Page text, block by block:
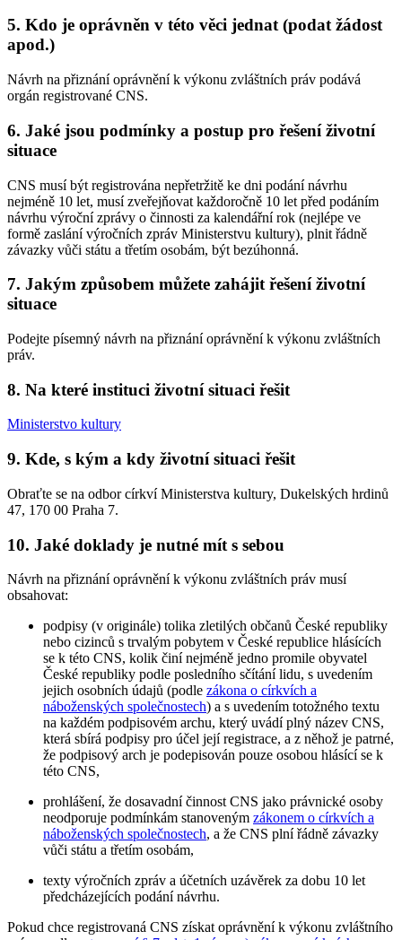
5. Kdo je oprávněn v této věci jednat (podat žádost
apod.)
Návrh na přiznání oprávnění k výkonu zvláštních práv podává
orgán registrované CNS.
6. Jaké jsou podmínky a postup pro řešení životní
situace
CNS musí být registrována nepřetržitě ke dni podání návrhu
nejméně 10 let, musí zveřejňovat každoročně 10 let před podáním
návrhu výroční zprávy o činnosti za kalendářní rok (nejlépe ve
formě zaslání výročních zpráv Ministerstvu kultury), plnit řádně
závazky vůči státu a třetím osobám, být bezúhonná.
7. Jakým způsobem můžete zahájit řešení životní
situace
Podejte písemný návrh na přiznání oprávnění k výkonu zvláštních
práv.
8. Na které instituci životní situaci řešit
Ministerstvo kultury
9. Kde, s kým a kdy životní situaci řešit
Obraťte se na odbor církví Ministerstva kultury, Dukelských hrdinů
47, 170 00 Praha 7.
10. Jaké doklady je nutné mít s sebou
Návrh na přiznání oprávnění k výkonu zvláštních práv musí
obsahovat:
podpisy (v originále) tolika zletilých občanů České republiky
nebo cizinců s trvalým pobytem v České republice hlásících
se k této CNS, kolik činí nejméně jedno promile obyvatel
České republiky podle posledního sčítání lidu, s uvedením
jejich osobních údajů (podle zákona o církvích a
náboženských společnostech) a s uvedením totožného textu
na každém podpisovém archu, který uvádí plný název CNS,
která sbírá podpisy pro účel její registrace, a z něhož je patrné,
že podpisový arch je podepisován pouze osobou hlásící se k
této CNS,
prohlášení, že dosavadní činnost CNS jako právnické osoby
neodporuje podmínkám stanoveným zákonem o církvích a
náboženských společnostech, a že CNS plní řádně závazky
vůči státu a třetím osobám,
texty výročních zpráv a účetních uzávěrek za dobu 10 let
předcházejících podání návrhu.
Pokud chce registrovaná CNS získat oprávnění k výkonu zvláštního